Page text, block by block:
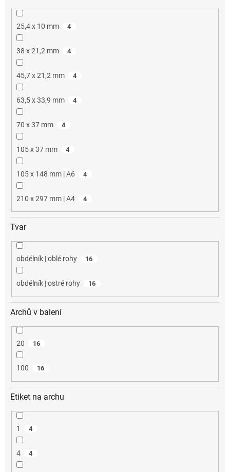
25,4 x 10 mm 4
38 x 21,2 mm 4
45,7 x 21,2 mm 4
63,5 x 33,9 mm 4
70 x 37 mm 4
105 x 37 mm 4
105 x 148 mm | A6 4
210 x 297 mm | A4 4
Tvar
obdélník | oblé rohy 16
obdélník | ostré rohy 16
Archů v balení
20 16
100 16
Etiket na archu
1 4
4 4